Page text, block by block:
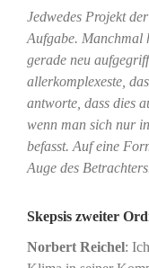
Jedwedes Projekt
Aufgabe. Manchmal
gerade neu
allerkomplexeste,
antworte, dass dies
wenn man sich nur
befasst. Auf eine
Auge des
Skepsis zweiter
Norbert Reichel: